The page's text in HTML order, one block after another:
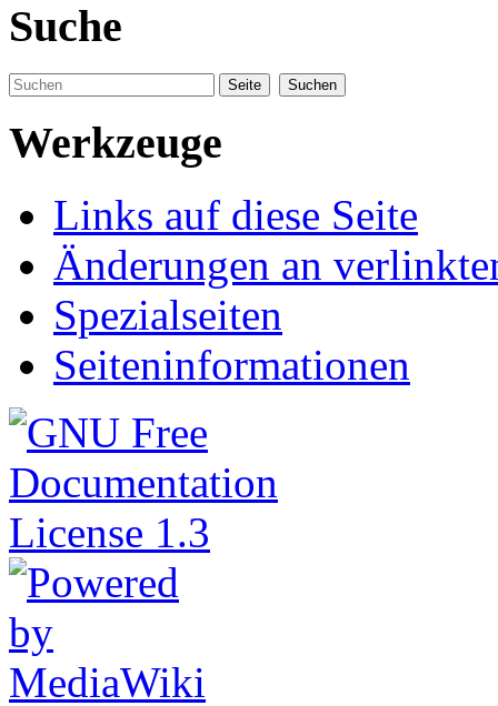
Suche
Werkzeuge
Links auf diese Seite
Änderungen an
Spezialseiten
Seiteninformationen